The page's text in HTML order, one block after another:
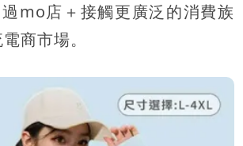
mo店＋接觸更廣泛的消費族
商市場。